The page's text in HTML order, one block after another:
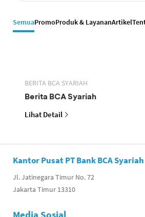
SemuaPromoProduk & LayananArtikel
BERITA BCA SYARIAH
Berita BCA Syariah
Lihat Detail
Kantor Pusat PT Bank BCA Syariah
Jl. Jatinegara Timur No. 72
Jakarta Timur 13310
Media Sosial